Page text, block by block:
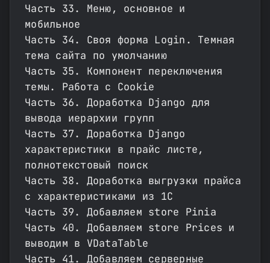
Часть 33. Меню, основное и
мобильное
Часть 34. Своя форма Login. Темная
тема сайта по умолчанию
Часть 35. Компонент переключения
темы. Работа с Cookie
Часть 36. Доработка Django для
вывода иерархии групп
Часть 37. Доработка Django
характеристики в прайс листе,
полнотекстовый поиск
Часть 38. Доработка выгрузки прайса
с характеристиками из 1С
Часть 39. Добавляем store Pinia
Часть 40. Добавляем store Prices и
выводим в VDataTable
Часть 41. Добавляем серверные